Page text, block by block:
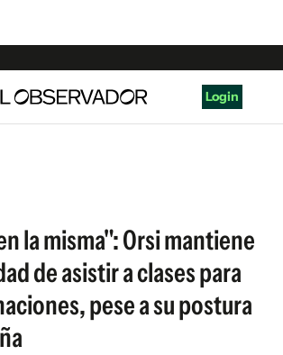
Login
la misma": Orsi mantiene
de asistir a clases para
pese a su postura